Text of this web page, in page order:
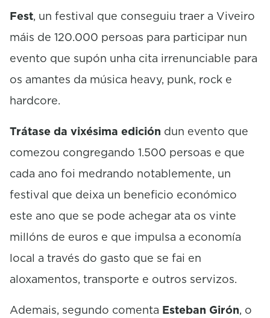
d
Fest, un festival que conseguiu traer a Viveiro
máis de 120.000 persoas para participar nun
evento que supón unha cita irrenunciable para
os amantes da música heavy, punk, rock e
hardcore.
Trátase da vixésima edición dun evento que
comezou congregando 1.500 persoas e que
cada ano foi medrando notablemente, un
festival que deixa un beneficio económico
este ano que se pode achegar ata os vinte
millóns de euros e que impulsa a economía
local a través do gasto que se fai en
aloxamentos, transporte e outros servizos.
Ademais, segundo comenta Esteban Girón, o